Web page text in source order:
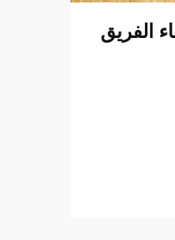
الفريق